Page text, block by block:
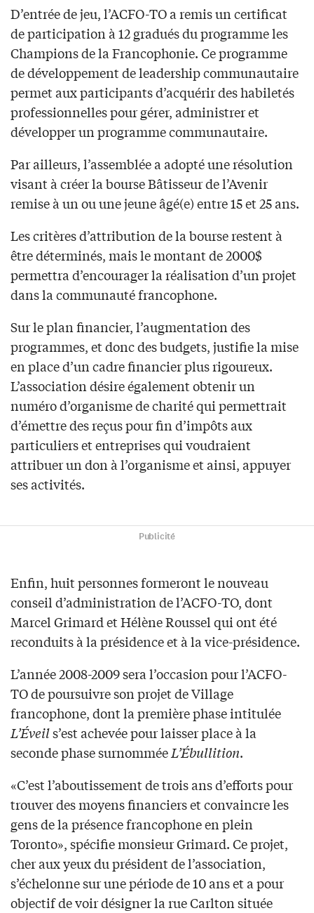
D’entrée de jeu, l’ACFO-TO a remis un certificat
de participation à 12 gradués du programme les
Champions de la Francophonie. Ce programme
de développement de leadership communautaire
permet aux participants d’acquérir des habiletés
professionnelles pour gérer, administrer et
développer un programme communautaire.
Par ailleurs, l’assemblée a adopté une résolution
visant à créer la bourse Bâtisseur de l’Avenir
remise à un ou une jeune âgé(e) entre 15 et 25 ans.
Les critères d’attribution de la bourse restent à
être déterminés, mais le montant de 2000$
permettra d’encourager la réalisation d’un projet
dans la communauté francophone.
Sur le plan financier, l’augmentation des
programmes, et donc des budgets, justifie la mise
en place d’un cadre financier plus rigoureux.
L’association désire également obtenir un
numéro d’organisme de charité qui permettrait
d’émettre des reçus pour fin d’impôts aux
particuliers et entreprises qui voudraient
attribuer un don à l’organisme et ainsi, appuyer
ses activités.
Publicité
Enfin, huit personnes formeront le nouveau
conseil d’administration de l’ACFO-TO, dont
Marcel Grimard et Hélène Roussel qui ont été
reconduits à la présidence et à la vice-présidence.
L’année 2008-2009 sera l’occasion pour l’ACFO-
TO de poursuivre son projet de Village
francophone, dont la première phase intitulée
L’Éveils’est achevée pour laisser place à la
seconde phase surnomméeL’Ébullition.
«C’est l’aboutissement de trois ans d’efforts pour
trouver des moyens financiers et convaincre les
gens de la présence francophone en plein
Toronto», spécifie monsieur Grimard. Ce projet,
cher aux yeux du président de l’association,
s’échelonne sur une période de 10 ans et a pour
objectif de voir désigner la rue Carlton située